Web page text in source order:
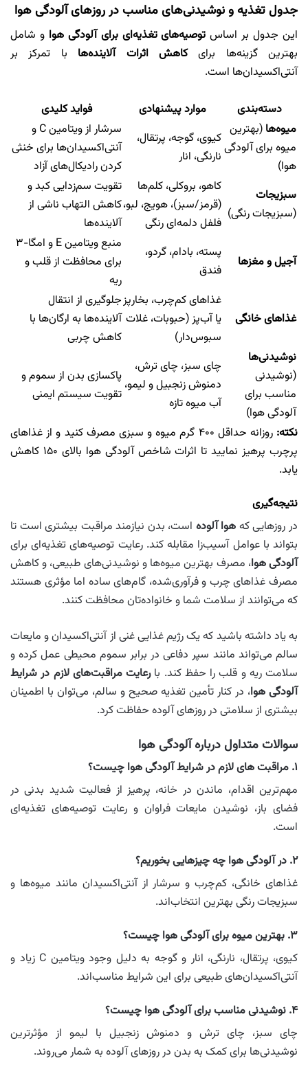
جدول تغذیه و نوشیدنی‌های مناسب در روزهای آلودگی هوا
این جدول بر اساس توصیه‌های تغذیه‌ای برای آلودگی هوا و شامل
بهترین گزینه‌ها برایکاهش اثرات آلاینده‌ها با تمرکز بر
آنتی‌اکسیدان‌ها است.​
دسته‌بندی موارد پیشنهادی
فواید کلیدی
میوه‌ها (بهترین
میوه برای آلودگی
هوا)
کیوی، گوجه، پرتقال،
نارنگی، انار
سرشار از ویتامین C و
آنتی‌اکسیدان‌ها برای خنثی
کردن رادیکال‌های آزاد
سبزیجات
(سبزیجات رنگی)
کاهو، بروکلی، کلم‌ها
(قرمز/سبز)، هویج، لبو،
فلفل دلمه‌ای رنگی
تقویت سم‌زدایی کبد و
کاهش التهاب ناشی از
آلاینده‌ها
آجیل و مغزها
پسته، بادام، گردو،
فندق
منبع ویتامین E و امگا-۳
برای محافظت از قلب و
ریه​
غذاهای خانگی
غذاهای کم‌چرب، بخارپز
یا آب‌پز (حبوبات، غلات
سبوس‌دار)
جلوگیری از انتقال
آلاینده‌ها به ارگان‌ها با
کاهش چربی ​
نوشیدنی‌ها
(نوشیدنی
مناسب برای
آلودگی هوا)
چای سبز، چای ترش،
دمنوش زنجبیل و لیمو،
آب میوه تازه
پاکسازی بدن از سموم و
تقویت سیستم ایمنی
نکته:
روزانه حداقل ۴۰۰ گرم میوه و سبزی مصرف کنید و از غذاهای
پرچرب پرهیز نمایید تا اثرات شاخص آلودگی هوا بالای ۱۵۰ کاهش
یابد.
نتیجه‌گیری
در روزهایی که هوا آلوده است، بدن نیازمند مراقبت بیشتری است تا
بتواند با عوامل آسیب‌زا مقابله کند. رعایت توصیه‌های تغذیه‌ای برای
آلودگی هوا، مصرف بهترین میوه‌ها و نوشیدنی‌های طبیعی، و کاهش
مصرف غذاهای چرب و فرآوری‌شده، گام‌های ساده اما مؤثری هستند
که می‌توانند از سلامت شما و خانواده‌تان محافظت کنند.
به یاد داشته باشید که یک رژیم غذایی غنی از آنتی‌اکسیدان و مایعات
سالم می‌تواند مانند سپر دفاعی در برابر سموم محیطی عمل کرده و
سلامت ریه و قلب را حفظ کند. بارعایت مراقبت‌های لازم در شرایط
آلودگی هوا، در کنار تأمین تغذیه صحیح و سالم، می‌توان با اطمینان
بیشتری از سلامتی در روزهای آلوده حفاظت کرد.
سوالات متداول درباره آلودگی هوا
۱. مراقبت های لازم در شرایط آلودگی هوا چیست؟
مهم‌ترین اقدام، ماندن در خانه، پرهیز از فعالیت شدید بدنی در
فضای باز، نوشیدن مایعات فراوان و رعایت توصیه‌های تغذیه‌ای
است.
۲. در آلودگی هوا چه چیزهایی بخوریم؟
غذاهای خانگی، کم‌چرب و سرشار از آنتی‌اکسیدان مانند میوه‌ها و
سبزیجات رنگی بهترین انتخاب‌اند.
۳. بهترین میوه برای آلودگی هوا چیست؟
کیوی، پرتقال، نارنگی، انار و گوجه به دلیل وجود ویتامین C زیاد و
آنتی‌اکسیدان‌های طبیعی برای این شرایط مناسب‌اند.
۴. نوشیدنی مناسب برای آلودگی هوا چیست؟
چای سبز، چای ترش و دمنوش زنجبیل با لیمو از مؤثرترین
نوشیدنی‌ها برای کمک به بدن در روزهای آلوده به شمار می‌روند.